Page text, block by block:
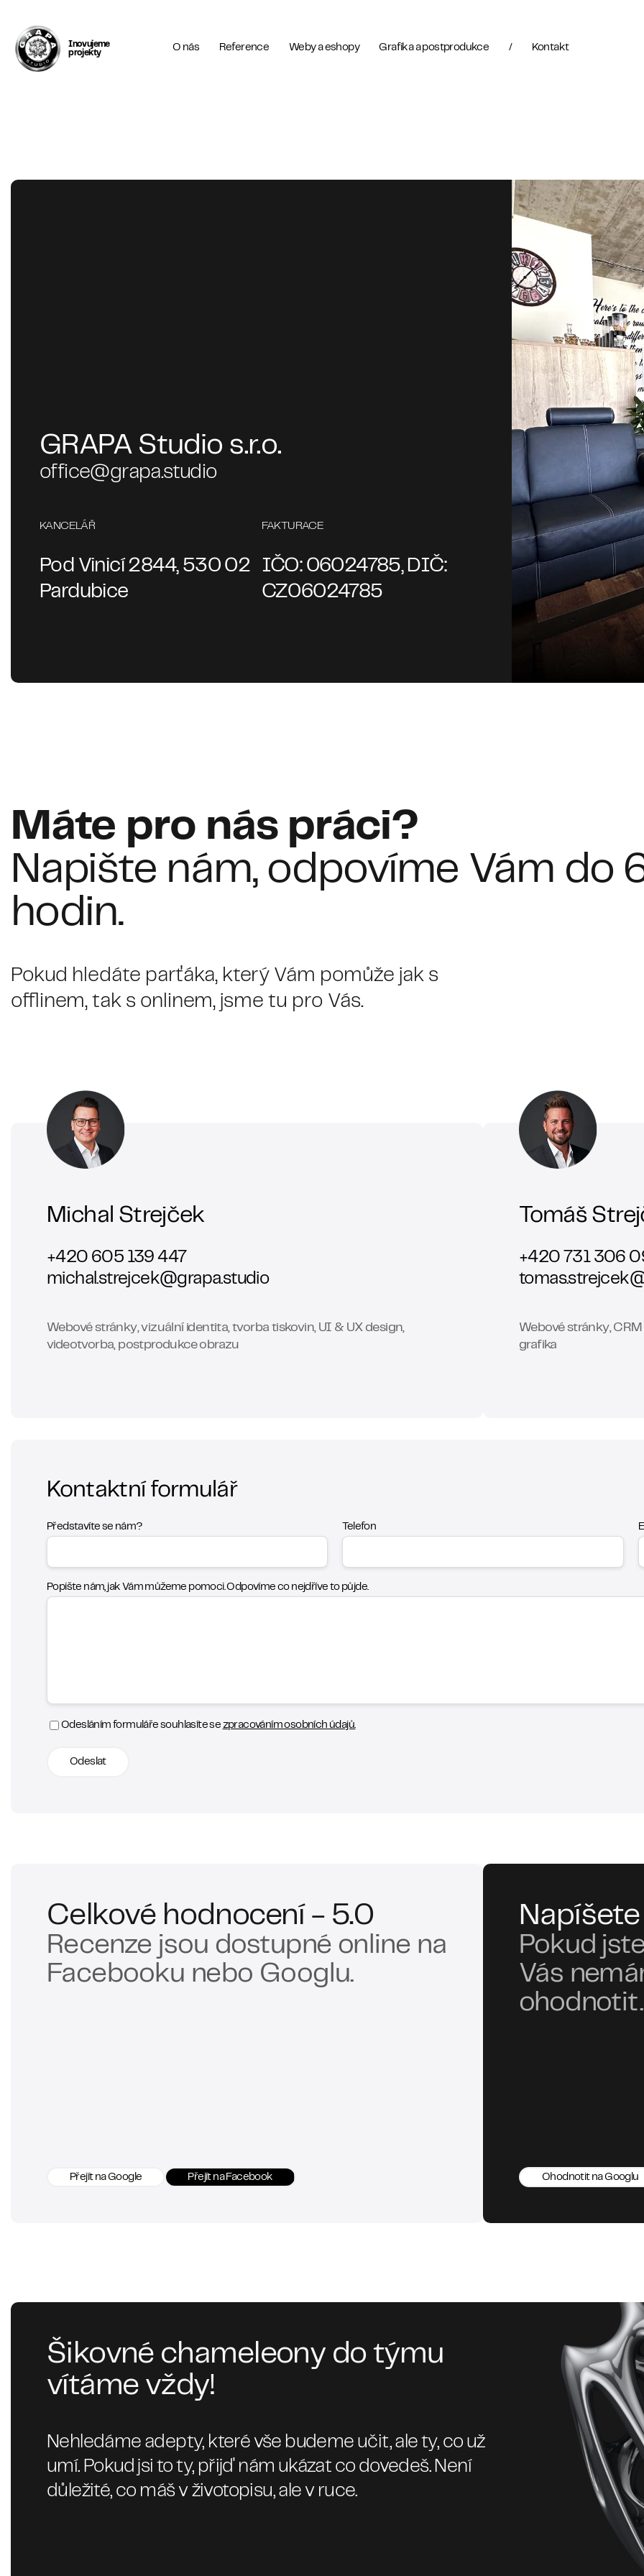
Inovujeme
projekty
O nás Reference Weby a eshopy Grafika a postprodukce / Kontakt
GRAPA Studio s.r.o.
office@grapa.studio
KANCELÁŘ
Pod Vinicí­ 2844, 530 02
Pardubice
FAKTURACE
IČO: 06024785, DIČ:
CZ06024785
Máte pro nás práci?
Napište nám, odpovíme Vám do
hodin.
Pokud hledáte parťáka, který Vám pomůže jak s
offlinem, tak s onlinem, jsme tu pro Vás.
Michal Strejček
+420 605 139 447
michal.strejcek@grapa.studio
Webové stránky, vizuální identita, tvorba tiskovin, UI & UX design,
videotvorba, postprodukce obrazu
Tomáš
+420 731 306
Webové stránky,
grafika
Kontaktní formulář
Představíte se nám? Telefon
Popište nám, jak Vám můžeme pomoci. Odpovíme co nejdříve to půjde.
Odesláním formuláře souhlasíte se zpracováním osobních údajů.
Odeslat
Celkové hodnocení - 5.0
Recenze jsou dostupné online na
Facebooku nebo Googlu.
Přejít na Google Přejít na Facebook
Pokud
Vás
ohodnotit.
Ohodnotit na Googlu
Šikovné chameleony do týmu
vítáme vždy!
Nehledáme adepty, které vše budeme učit, ale ty, co už
umí. Pokud jsi to ty, přijď nám ukázat co dovedeš. Není
důležité, co máš v životopisu, ale v ruce.